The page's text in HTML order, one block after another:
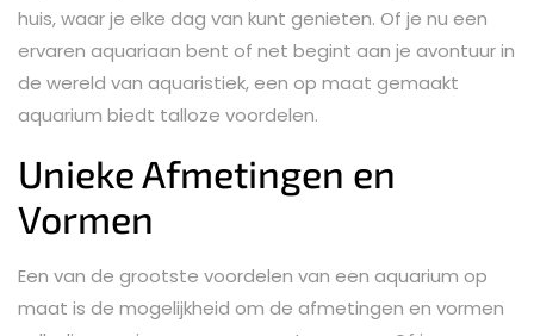
huis, waar je elke dag van kunt genieten. Of je nu een
ervaren aquariaan bent of net begint aan je avontuur in
de wereld van aquaristiek, een op maat gemaakt
aquarium biedt talloze voordelen.
Unieke Afmetingen en
Vormen
Een van de grootste voordelen van een aquarium op
maat is de mogelijkheid om de afmetingen en vormen